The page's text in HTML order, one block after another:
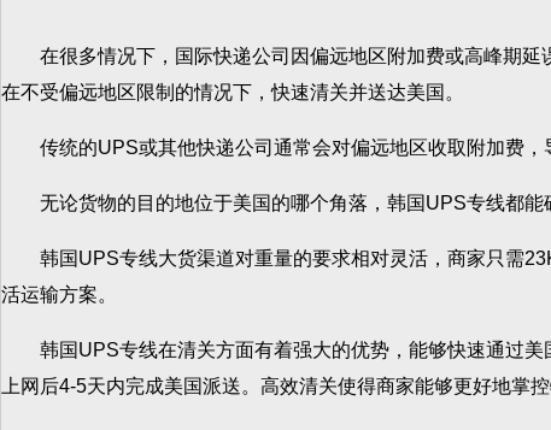
在很多情况下，国际快递公司因偏远地区附加费或高峰期延
在不受偏远地区限制的情况下，快速清关并送达美国。
传统的UPS或其他快递公司通常会对偏远地区收取附加费，
无论货物的目的地位于美国的哪个角落，韩国UPS专线都能
韩国UPS专线大货渠道对重量的要求相对灵活，商家只需
活运输方案。
韩国UPS专线在清关方面有着强大的优势，能够快速通过美
上网后4-5天内完成美国派送。高效清关使得商家能够更好地掌